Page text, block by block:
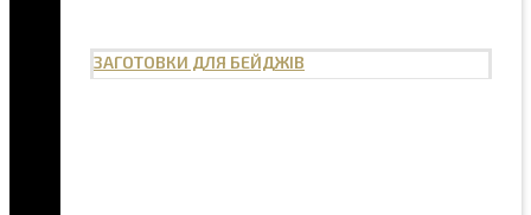
ЗАГОТОВКИ ДЛЯ БЕЙДЖІВ